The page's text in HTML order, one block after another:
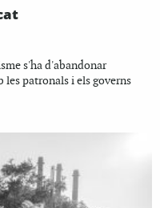
s'ha d'abandonar
les patronals i els governs